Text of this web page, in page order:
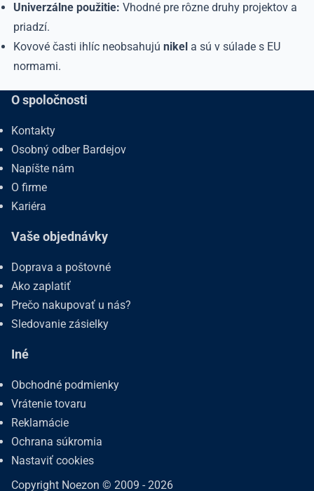
Univerzálne použitie: Vhodné pre rôzne druhy projektov a
priadzí.
Kovové časti ihlíc neobsahujúnikel a sú v súlade s EU
normami.
O spoločnosti
Kontakty
Osobný odber Bardejov
Napíšte nám
O firme
Kariéra
Vaše objednávky
Doprava a poštovné
Ako zaplatiť
Prečo nakupovať u nás?
Sledovanie zásielky
Iné
Obchodné podmienky
Vrátenie tovaru
Reklamácie
Ochrana súkromia
Nastaviť cookies
Copyright Noezon © 2009 - 2026